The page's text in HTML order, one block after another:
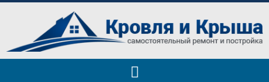
Roof tops — только полезные
Полезные советы при строительстве дома и ремонте